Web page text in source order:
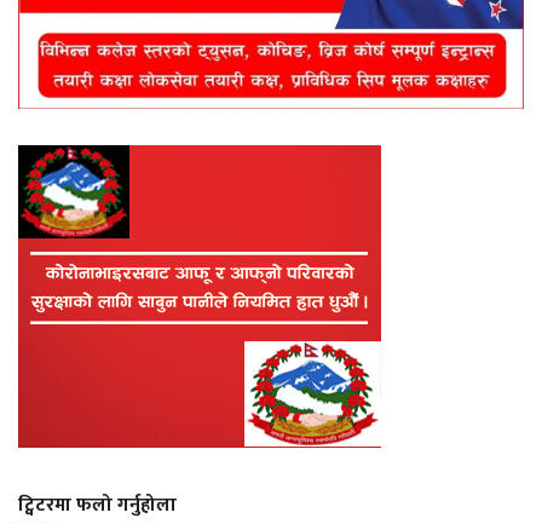
ट्विटरमा फलो गर्नुहोला